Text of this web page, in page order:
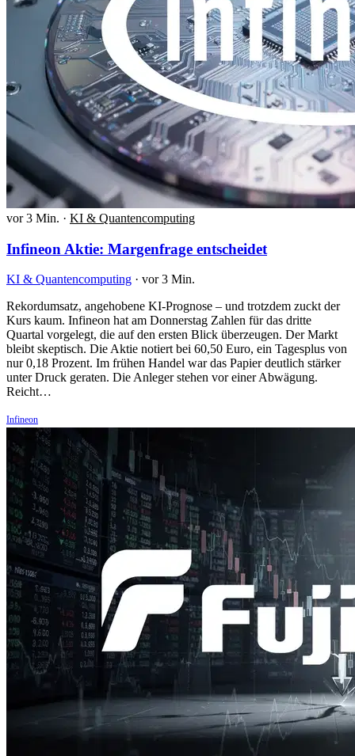
vor 3 Min. · KI & Quantencomputing
Infineon Aktie: Margenfrage entscheidet
KI & Quantencomputing · vor 3 Min.
Rekordumsatz, angehobene KI-Prognose – und trotzdem zuckt der
Kurs kaum. Infineon hat am Donnerstag Zahlen für das dritte
Quartal vorgelegt, die auf den ersten Blick überzeugen. Der Markt
bleibt skeptisch. Die Aktie notiert bei 60,50 Euro, ein Tagesplus von
nur 0,18 Prozent. Im frühen Handel war das Papier deutlich stärker
unter Druck geraten. Die Anleger stehen vor einer Abwägung.
Reicht…
Infineon